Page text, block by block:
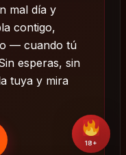
18+
mal día y
contigo,
— cuando tú
esperas, sin
tuya y mira